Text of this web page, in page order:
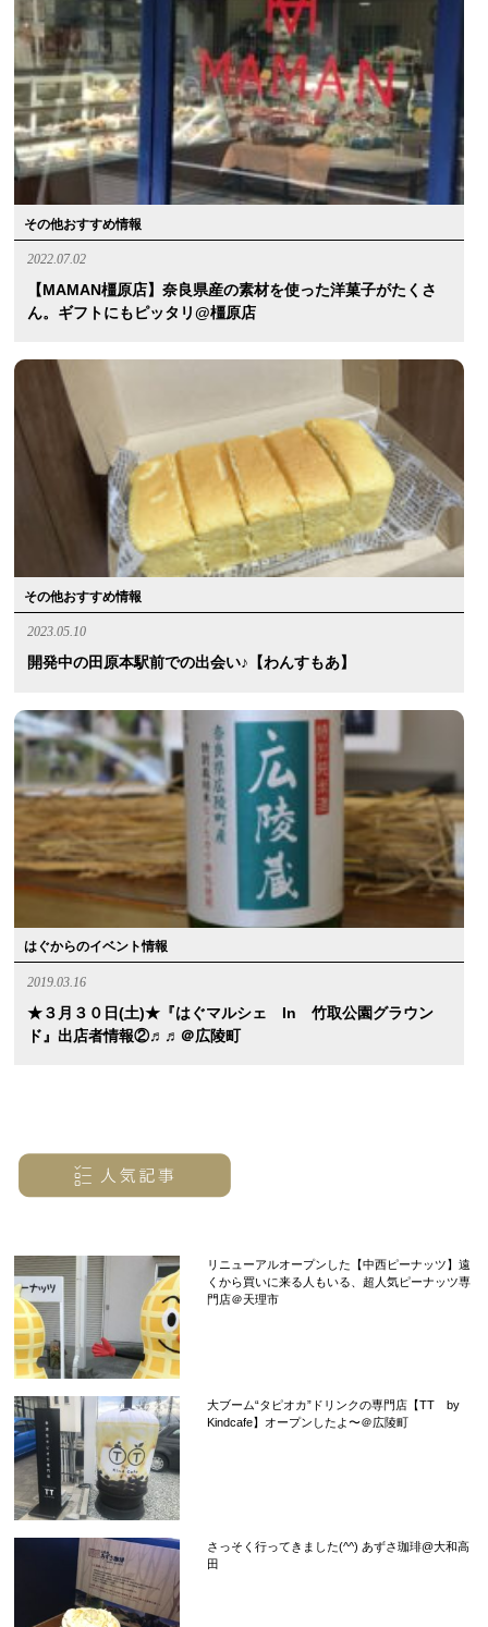
その他おすすめ情報
2022.07.02
【MAMAN橿原店】奈良県産の素材を使った洋菓子がたくさ
ん。ギフトにもピッタリ@橿原店
その他おすすめ情報
2023.05.10
開発中の田原本駅前での出会い♪【わんすもあ】
はぐからのイベント情報
2019.03.16
★３月３０日(土)★『はぐマルシェ In 竹取公園グラウン
ド』出店者情報②♬♬＠広陵町
リニューアルオープンした【中西ピーナッツ】遠
くから買いに来る人もいる、超人気ピーナッツ専
門店＠天理市
大ブーム“タピオカ”ドリンクの専門店【TT by
Kindcafe】オープンしたよ〜＠広陵町
さっそく行ってきました(^^) あずさ珈琲@大和高
田